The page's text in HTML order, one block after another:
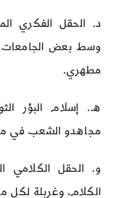
د. الحقل الفكري
وسط بعض
مطهري.
هـ. إسلام البؤر
مجاهدو الشعب في
و. الحقل الكلامي
الكلام، وغربلة لكل